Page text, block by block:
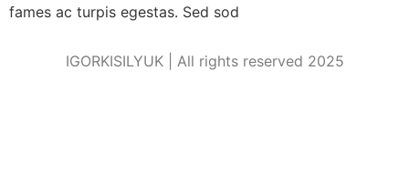
fames ac turpis egestas. Sed sod
IGORKISILYUK | All rights reserved 2025